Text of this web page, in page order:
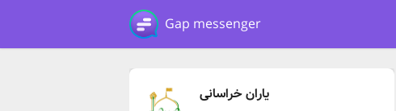
Gap messenger
یاران خراسانی